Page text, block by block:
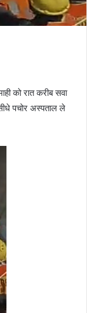
को रात करीब सवा
पचोर अस्पताल ले